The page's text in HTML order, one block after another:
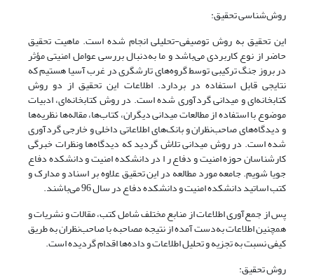
روش‌شناسی تحقیق:
این تحقیق به روش توصیفی-تحلیلی انجام شده است. ماهیت تحقیق
حاضر از نوع کاربردی می‌باشد و ما به‌دنبال بررسی عوامل امنیتی مؤثر
در بروز جنگ ترکیبی توسط گروه‌های تارشگری در غرب آسیا هستیم که
نتایجی قابل استفاده در بردارد. اطلاعات این تحقیق از دو روش
کتابخانه‌ای و میدانی گردآوری شده است. در روش کتابخانه‌ای، ادبیات
موضوع با استفاده از مطالعات میدانی دیگران، کتاب‌ها، مقاله‌ها نظریه‌ها
و دیدگاه‌های صاحب‌نظران و بانک‌های اطلاعاتی داخلی و خارجی گردآوری
شده است. در روش میدانی تلاش گردید که دیدگاه‌ها ونظرات خبرگی
کارشناسان حوزه امنیت و دفاع ر ا در دانشکده امنیت و دانشکده دفاع
جویا شویم. جامعه مورد مطالعه در این تحقیق علاوه بر اسناد و مدارک و
کتب اساتید دانشکده امنیت و دانشکده دفاع در سال 96 می‌باشند.
پس از جمع‌آوری اطلاعات از منابع مختلف شامل کتب، مقالات و نشریات و
همچنین اطلاعات به‌دست آمده از نتیجه مصاحبه با صاحب‌نظران به طریق
کیفی نسبت به تجزیه و تحلیل اطلاعات و داده‌ها اقدام گردیده است.
روش تحقیق: